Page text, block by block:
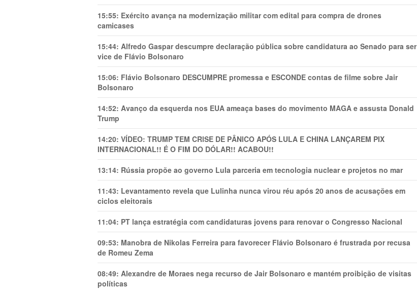
15:55: Exército avança na modernização militar com edital para compra de drones
camicases
15:44: Alfredo Gaspar descumpre declaração pública sobre candidatura ao Senado para ser
vice de Flávio Bolsonaro
15:06: Flávio Bolsonaro DESCUMPRE promessa e ESCONDE contas de filme sobre Jair
Bolsonaro
14:52: Avanço da esquerda nos EUA ameaça bases do movimento MAGA e assusta Donald
Trump
14:20: VÍDEO: TRUMP TEM CRlSE DE PÂNlCO APÓS LULA E CHINA LANÇAREM PIX
INTERNACIONAL!! É O FIM DO DÓLAR!! ACABOU!!
13:14: Rússia propõe ao governo Lula parceria em tecnologia nuclear e projetos no mar
11:43: Levantamento revela que Lulinha nunca virou réu após 20 anos de acusações em
ciclos eleitorais
11:04: PT lança estratégia com candidaturas jovens para renovar o Congresso Nacional
09:53: Manobra de Nikolas Ferreira para favorecer Flávio Bolsonaro é frustrada por recusa
de Romeu Zema
08:49: Alexandre de Moraes nega recurso de Jair Bolsonaro e mantém proibição de visitas
políticas